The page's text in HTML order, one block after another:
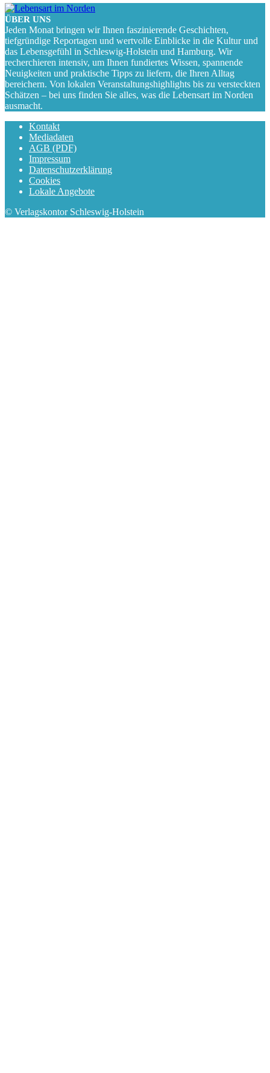
ÜBER UNS
Jeden Monat bringen wir Ihnen faszinierende Geschichten,
tiefgründige Reportagen und wertvolle Einblicke in die Kultur und
das Lebensgefühl in Schleswig-Holstein und Hamburg. Wir
recherchieren intensiv, um Ihnen fundiertes Wissen, spannende
Neuigkeiten und praktische Tipps zu liefern, die Ihren Alltag
bereichern. Von lokalen Veranstaltungshighlights bis zu versteckten
Schätzen – bei uns finden Sie alles, was die Lebensart im Norden
ausmacht.
Kontakt
Mediadaten
AGB (PDF)
Impressum
Datenschutzerklärung
Cookies
Lokale Angebote
© Verlagskontor Schleswig-Holstein